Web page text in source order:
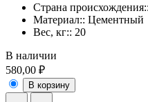
Страна
Материал:: Цементный
Вес, кг:: 20
В наличии
580,00 ₽
В корзину